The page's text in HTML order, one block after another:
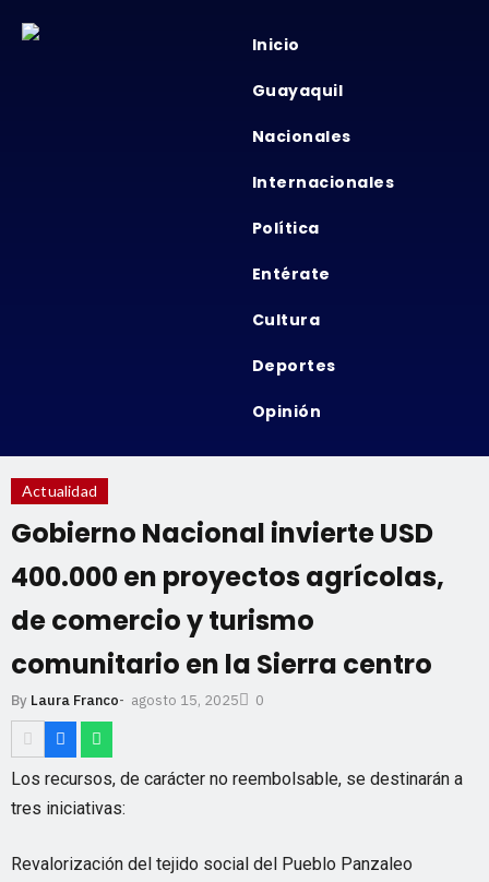
Inicio
Guayaquil
Nacionales
Internacionales
Política
Entérate
Cultura
Deportes
Opinión
Actualidad
Gobierno Nacional invierte USD
400.000 en proyectos agrícolas,
de comercio y turismo
comunitario en la Sierra centro
By Laura Franco- agosto 15, 2025 0
Los recursos, de carácter no reembolsable, se destinarán a
tres iniciativas:
Revalorización del tejido social del Pueblo Panzaleo